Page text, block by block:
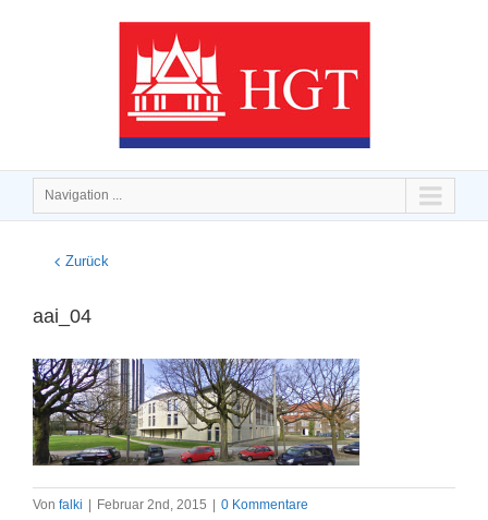
Navigation ...
Zurück
aai_04
Von falki Februar 2nd, 2015 0 Kommentare